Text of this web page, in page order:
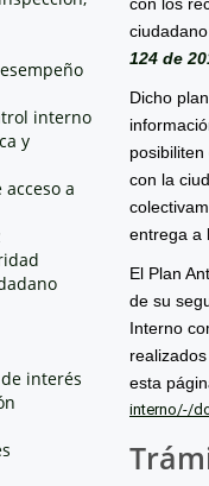
interno
y
a
interés
124 de
Dicho
con la
entrega a
El Plan
de su
Interno
esta
interno/-/